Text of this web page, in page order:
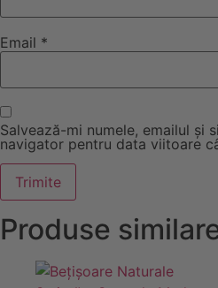
Email *
Salvează-mi numele, emailul și
navigator pentru data viitoare
Produse